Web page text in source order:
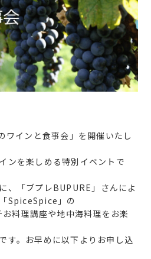
インと食事会」を開催いたし
ンを楽しめる特別イベントで
、「ブプレBUPURE」さんによ
SpiceSpice」の
料理講座や地中海料理をお楽
す。お早めに以下よりお申し込